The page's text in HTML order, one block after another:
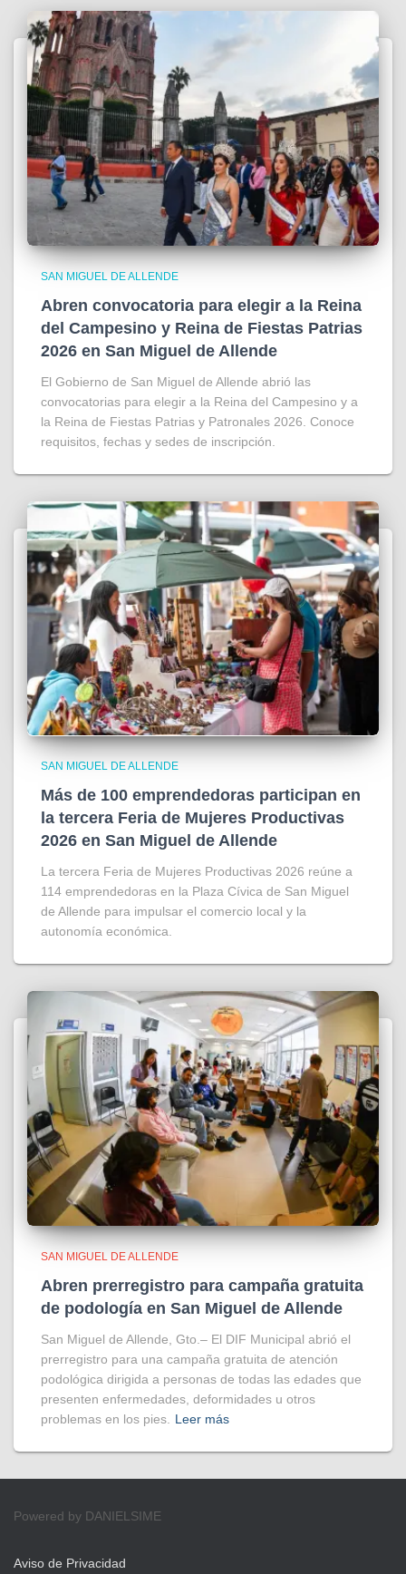
SAN MIGUEL DE ALLENDE
Abren convocatoria para elegir a la Reina
del Campesino y Reina de Fiestas Patrias
2026 en San Miguel de Allende
El Gobierno de San Miguel de Allende abrió las
convocatorias para elegir a la Reina del Campesino y a
la Reina de Fiestas Patrias y Patronales 2026. Conoce
requisitos, fechas y sedes de inscripción.
SAN MIGUEL DE ALLENDE
Más de 100 emprendedoras participan en
la tercera Feria de Mujeres Productivas
2026 en San Miguel de Allende
La tercera Feria de Mujeres Productivas 2026 reúne a
114 emprendedoras en la Plaza Cívica de San Miguel
de Allende para impulsar el comercio local y la
autonomía económica.
SAN MIGUEL DE ALLENDE
Abren prerregistro para campaña gratuita
de podología en San Miguel de Allende
San Miguel de Allende, Gto.– El DIF Municipal abrió el
prerregistro para una campaña gratuita de atención
podológica dirigida a personas de todas las edades que
presenten enfermedades, deformidades u otros
problemas en los pies.
Leer más
Powered by DANIELSIME
Aviso de Privacidad